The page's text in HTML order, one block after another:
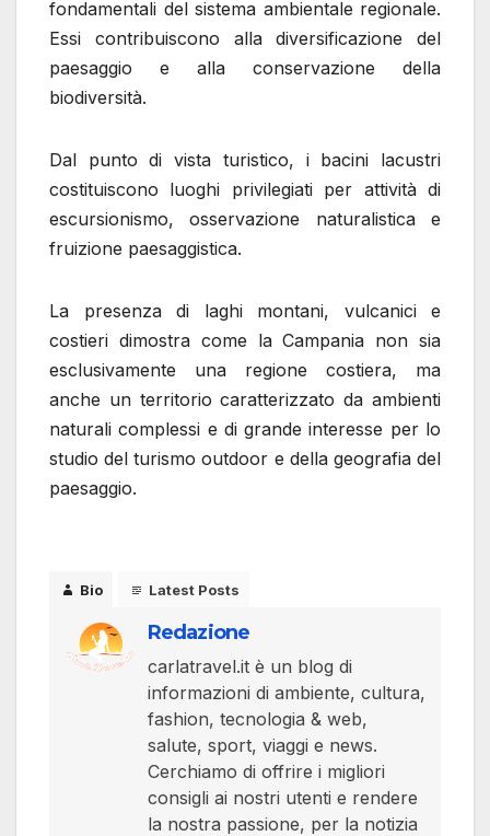
fondamentali del sistema ambientale regionale.
Essi contribuiscono alla diversificazione del
paesaggio e alla conservazione della
biodiversità.
Dal punto di vista turistico, i bacini lacustri
costituiscono luoghi privilegiati per attività di
escursionismo, osservazione naturalistica e
fruizione paesaggistica.
La presenza di laghi montani, vulcanici e
costieri dimostra come la Campania non sia
esclusivamente una regione costiera, ma
anche un territorio caratterizzato da ambienti
naturali complessi e di grande interesse per lo
studio del turismo outdoor e della geografia del
paesaggio.
Bio Latest Posts
Redazione
carlatravel.it è un blog di
informazioni di ambiente, cultura,
fashion, tecnologia & web,
salute, sport, viaggi e news.
Cerchiamo di offrire i migliori
consigli ai nostri utenti e rendere
la nostra passione, per la notizia